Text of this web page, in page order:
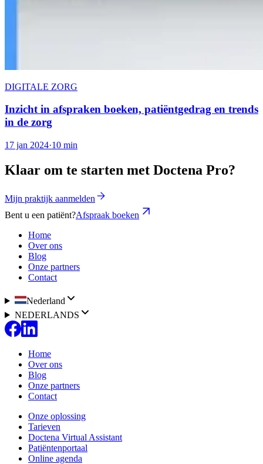
DIGITALE ZORG
Inzicht in afspraken boeken, patiëntgedrag en trends
in de zorg
17 jan 2024·10 min
Klaar om te starten met Doctena Pro?
Mijn praktijk aanmelden
Bent u een patiënt?Afspraak boeken
Home
Over ons
Blog
Onze partners
Contact
Nederland
NEDERLANDS
Home
Over ons
Blog
Onze partners
Contact
Onze oplossing
Tarieven
Doctena Virtual Assistant
Patiëntenportaal
Online agenda